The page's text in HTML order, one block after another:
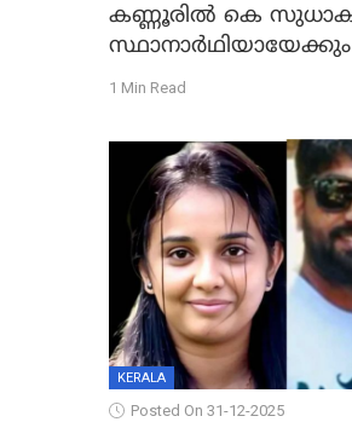
കണ്ണൂരിൽ കെ സുധാകരൻ
സ്ഥാനാർഥിയായേക്കും
1 Min Read
KERALA
Posted On 31-12-2025